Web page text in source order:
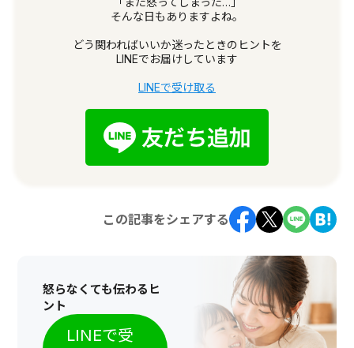
そんな日もありますよね。
どう関わればいいか迷ったときのヒントを
LINEでお届けしています
LINEで受け取る
この記事をシェアする
怒らなくても伝わるヒ
ント
LINEで受